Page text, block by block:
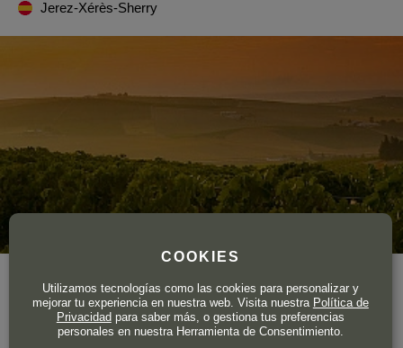
Jerez-Xérès-Sherry
Año de fundación 1896
Los comienzos de esta bodega fueron muy modestos. Al
principio cultivaban sus propias viñas y elaboraba los vinos
COOKIES
Utilizamos tecnologías como las cookies para personalizar y
mejorar tu experiencia en nuestra web. Visita nuestra Política de
Privacidadpara saber más, o gestiona tus preferencias
personales en nuestra Herramienta de Consentimiento.